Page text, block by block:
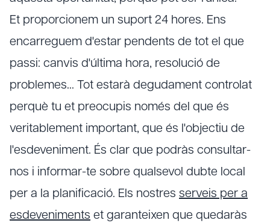
Et proporcionem un suport 24 hores. Ens
encarreguem d'estar pendents de tot el que
passi: canvis d'última hora, resolució de
problemes… Tot estarà degudament controlat
perquè tu et preocupis només del que és
veritablement important, que és l'objectiu de
l'esdeveniment. És clar que podràs consultar-
nos i informar-te sobre qualsevol dubte local
per a la planificació. Els nostres serveis per a
esdeveniments et garanteixen que quedaràs